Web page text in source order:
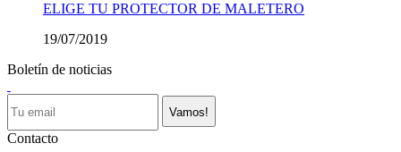
ELIGE TU PROTECTOR DE MALETERO
19/07/2019
Boletín de noticias
Vamos!
Contacto